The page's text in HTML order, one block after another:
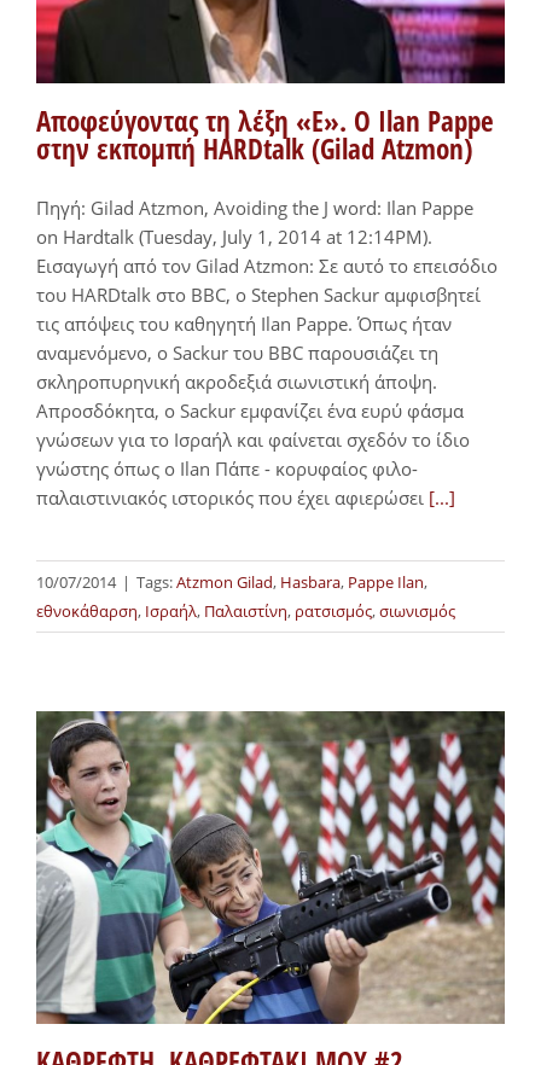
Αποφεύγοντας τη λέξη «Ε». Ο Ilan Pappe
στην εκπομπή HARDtalk (Gilad Atzmon)
Πηγή: Gilad Atzmon, Avoiding the J word: Ilan Pappe
on Hardtalk (Tuesday, July 1, 2014 at 12:14PM).
Εισαγωγή από τον Gilad Atzmon: Σε αυτό το επεισόδιο
του HARDtalk στο BBC, ο Stephen Sackur αμφισβητεί
τις απόψεις του καθηγητή Ilan Pappe. Όπως ήταν
αναμενόμενο, o Sackur του BBC παρουσιάζει τη
σκληρoπυρηνική ακροδεξιά σιωνιστική άποψη.
Απροσδόκητα, ο Sackur εμφανίζει ένα ευρύ φάσμα
γνώσεων για το Ισραήλ και φαίνεται σχεδόν το ίδιο
γνώστης όπως ο Ilan Πάπε - κορυφαίος φιλο-
παλαιστινιακός ιστορικός που έχει αφιερώσει [...]
10/07/2014 | Tags:Atzmon Gilad, Hasbara, Pappe Ilan,
εθνοκάθαρση, Ισραήλ, Παλαιστίνη, ρατσισμός,σιωνισμός